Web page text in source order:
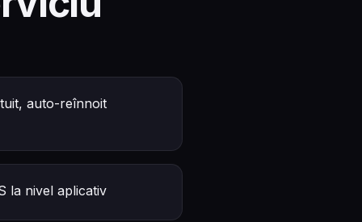
auto-reînnoit
la nivel aplicativ